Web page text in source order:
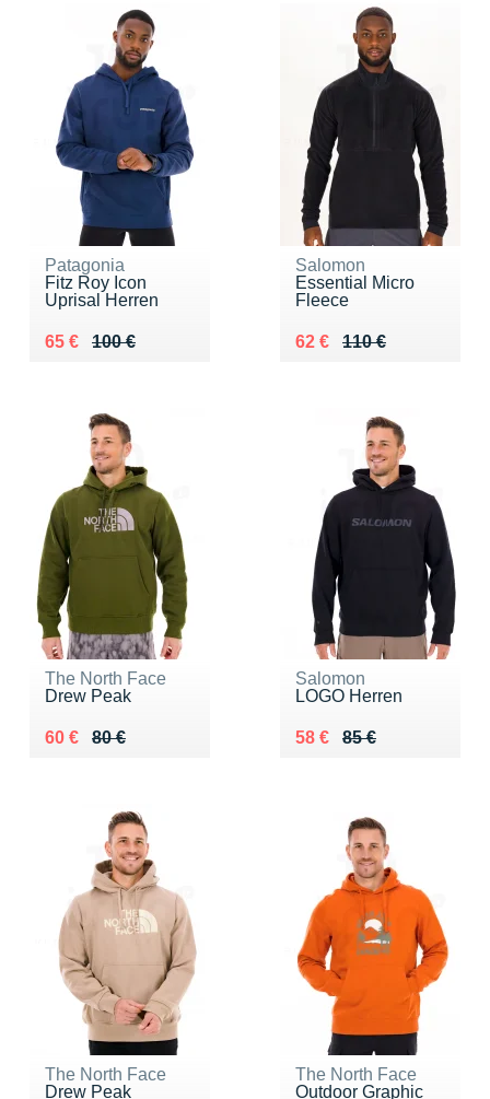
Patagonia
Fitz Roy Icon
Uprisal Herren
100 €
Au lieu de 100 €
65 €
Vendu 65 €
Salomon
Essential Micro
Fleece
110 €
Au lieu de 110 €
62 €
Vendu 62 €
The North Face
Drew Peak
80 €
Au lieu de 80 €
60 €
Vendu 60 €
Salomon
LOGO Herren
85 €
Au lieu de 85 €
58 €
Vendu 58 €
The North Face
Drew Peak
The North Face
Outdoor Graphic